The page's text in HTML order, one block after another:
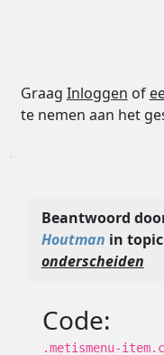
Graag Inloggen of
te nemen aan het
Beantwoord
Houtman in topic
onderscheiden
Code:
.metismenu-